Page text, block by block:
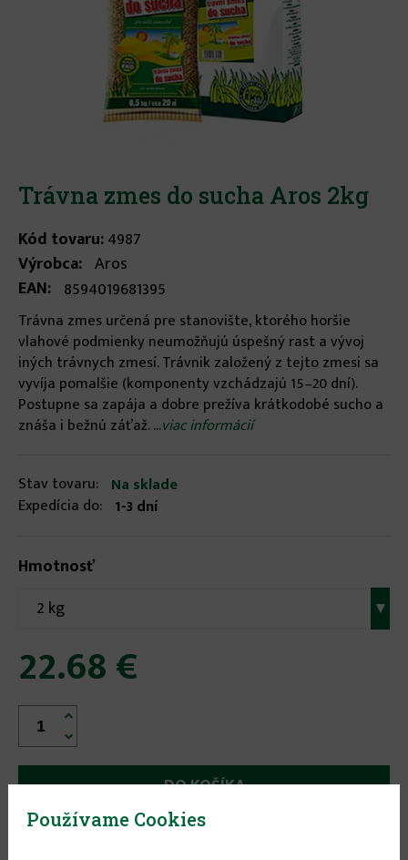
Trávna zmes do sucha Aros 2kg
Kód tovaru:4987
Výrobca: Aros
EAN: 8594019681395
Trávna zmes určená pre stanovište, ktorého horšie
vlahové podmienky neumožňujú úspešný rast a vývoj
iných trávnych zmesí. Trávnik založený z tejto zmesi sa
vyvíja pomalšie (komponenty vzchádzajú 15–20 dní).
Postupne sa zapája a dobre prežíva krátkodobé sucho a
znáša i bežnú záťaž. ...viac informácií
Stav tovaru: Na sklade
Expedícia do: 1-3 dní
Hmotnosť
2 kg
▾
22.68 €


Používame Cookies